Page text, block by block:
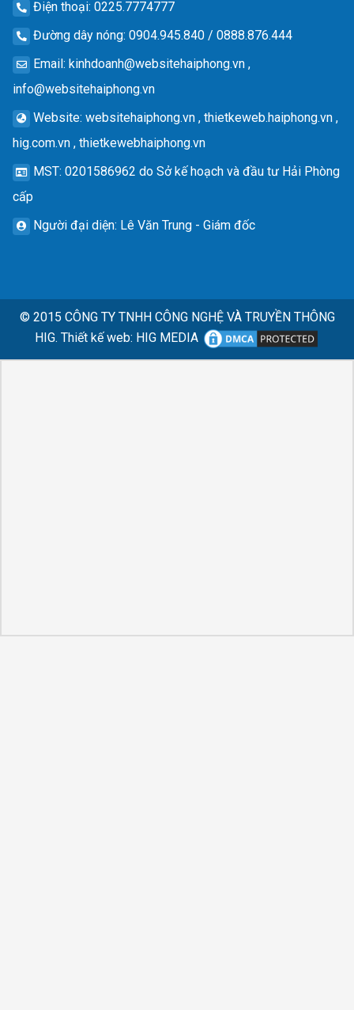
Điện thoại: 0225.7774777
Đường dây nóng: 0904.945.840 / 0888.876.444
Email: kinhdoanh@websitehaiphong.vn ,
info@websitehaiphong.vn
Website: websitehaiphong.vn , thietkeweb.haiphong.vn ,
hig.com.vn , thietkewebhaiphong.vn
MST: 0201586962 do Sở kế hoạch và đầu tư Hải Phòng
cấp
Người đại diện: Lê Văn Trung - Giám đốc
© 2015 CÔNG TY TNHH CÔNG NGHỆ VÀ TRUYỀN THÔNG
HIG. Thiết kế web: HIG MEDIA